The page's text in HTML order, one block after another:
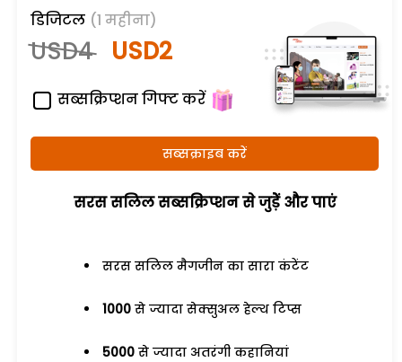
डिजिटल (1 महीना)
USD4 USD2
सब्सक्रिप्शन गिफ्ट करें
सब्सक्राइब करें
सरस सलिल सब्सक्रिप्शन से जुड़ेें और पाएं
सरस सलिल मैगजीन का सारा कंटेंट
1000 से ज्यादा सेक्सुअल हेल्थ टिप्स
5000 से ज्यादा अतरंगी कहानियां